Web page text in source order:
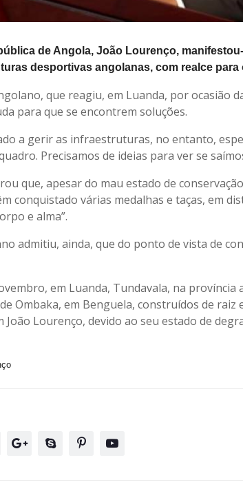
de Angola, João Lourenço,
desportivas angolanas, com realce
que reagiu, em Luanda, por ocasião
para que se encontrem soluções.
a gerir as infraestruturas, no entanto,
Precisamos de ideias para ver se
que, apesar do mau estado de
conquistado várias medalhas e taças, em
e alma”.
admitiu, ainda, que do ponto de vista de
em Luanda, Tundavala, na
Ombaka, em Benguela, construídos de raiz
João Lourenço, devido ao seu estado de